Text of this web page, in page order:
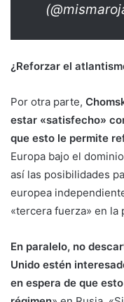
¿Reforzar el
Por otra parte,
estar «satisfecho»
que esto le permite
Europa bajo el
así las posibilidades
europea
«tercera fuerza» en la
En paralelo, no
Unido estén
en espera de que